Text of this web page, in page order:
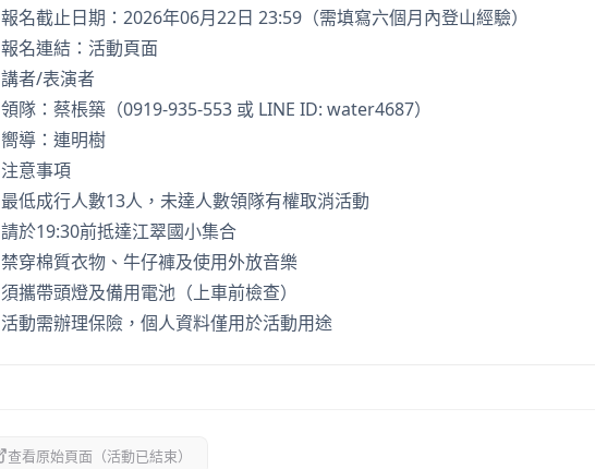
報名截止日期：2026年06月22日 23:59（需填寫六個月內登山經驗）
報名連結： 活動頁面
講者/表演者
領隊：蔡棖築（0919-935-553 或 LINE ID: water4687）
嚮導：連明樹
注意事項
最低成行人數13人，未達人數領隊有權取消活動
請於19:30前抵達江翠國小集合
禁穿棉質衣物、牛仔褲及使用外放音樂
須攜帶頭燈及備用電池（上車前檢查）
活動需辦理保險，個人資料僅用於活動用途
查看原始頁面（活動已結束）